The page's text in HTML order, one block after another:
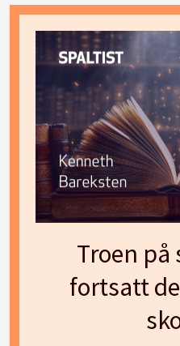
Troen på
fortsatt